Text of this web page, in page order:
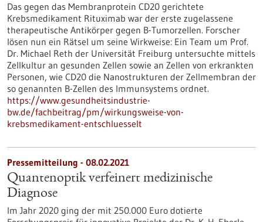
Das gegen das Membranprotein CD20 gerichtete
Krebsmedikament Rituximab war der erste zugelassene
therapeutische Antikörper gegen B-Tumorzellen. Forscher
lösen nun ein Rätsel um seine Wirkweise: Ein Team um Prof.
Dr. Michael Reth der Universität Freiburg untersuchte mittels
Zellkultur an gesunden Zellen sowie an Zellen von erkrankten
Personen, wie CD20 die Nanostrukturen der Zellmembran der
so genannten B-Zellen des Immunsystems ordnet.
https://www.gesundheitsindustrie-
bw.de/fachbeitrag/pm/wirkungsweise-von-
krebsmedikament-entschluesselt
Pressemitteilung - 08.02.2021
Quantenoptik verfeinert medizinische
Diagnose
Im Jahr 2020 ging der mit 250.000 Euro dotierte